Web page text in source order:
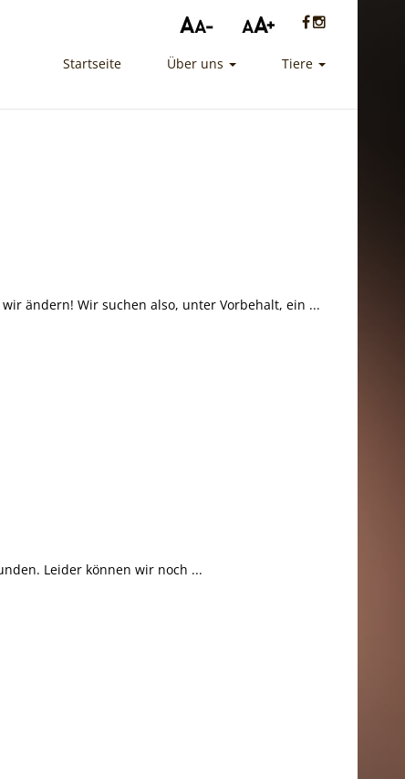
Startseite Über uns Tiere
ändern! Wir suchen also, unter Vorbehalt, ein ...
Leider können wir noch ...